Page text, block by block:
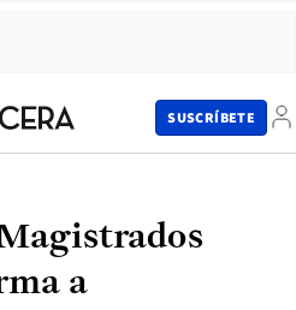
SUSCRÍBETE
a